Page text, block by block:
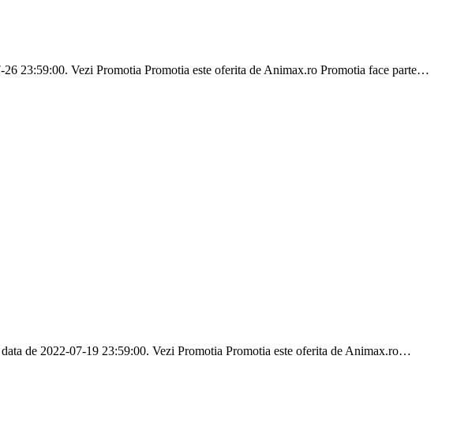
23:59:00. Vezi Promotia Promotia este oferita de Animax.ro Promotia face parte…
de 2022-07-19 23:59:00. Vezi Promotia Promotia este oferita de Animax.ro…